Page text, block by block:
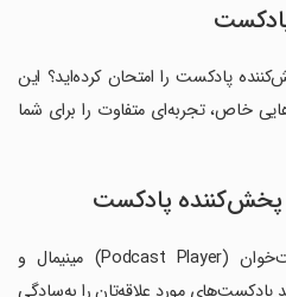
پادکست را امتحان کرده‌اید؟ این
خاص، تجربه‌ای متفاوت را برای شما
پخش‌کننده پادکست
‏‏دات‌کست یک اپلیکیشن پادکست‌خوان (Podcast Player) مینیمال و
مورد علاقه‌تان را به‌سادگی